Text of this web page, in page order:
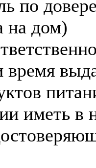
по
на дом)
время
иметь в